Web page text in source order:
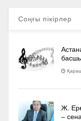
Соңғы пікірлер
Ж.
–